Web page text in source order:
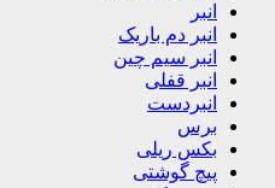
انبر
انبر دم باریک
انبر سیم چین
انبر قفلی
انبردست
برس
بکس ریلی
پیچ گوشتی